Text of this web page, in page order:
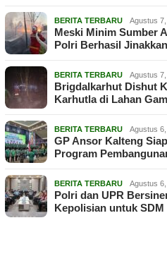
BERITA TERBARU Agustus
Meski Minim Sumber
Polri Berhasil
BERITA TERBARU Agustus
Brigdalkarhut Dishut
Karhutla di Lahan
BERITA TERBARU Agustus
GP Ansor Kalteng
Program
BERITA TERBARU Agustus
Polri dan UPR
Kepolisian untuk SDM